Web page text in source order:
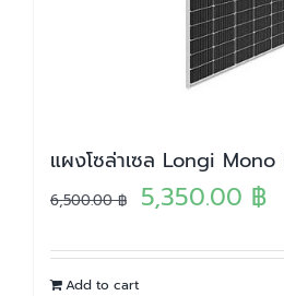
แผงโซล่าเซล Longi
6,500.00฿
Original
5,350.00 ฿
Add to cart